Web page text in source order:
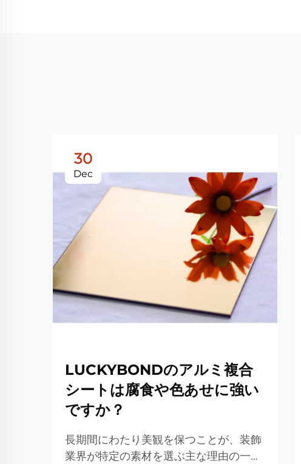
30
Dec
LUCKYBONDのアルミ複合
シートは腐食や色あせに強い
ですか？
長期間にわたり美観を保つことが、装飾
業界が特定の素材を選ぶ主な理由の一つ